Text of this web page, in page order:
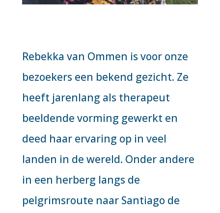
Rebekka van Ommen is voor onze
bezoekers een bekend gezicht. Ze
heeft jarenlang als therapeut
beeldende vorming gewerkt en
deed haar ervaring op in veel
landen in de wereld. Onder andere
in een herberg langs de
pelgrimsroute naar Santiago de